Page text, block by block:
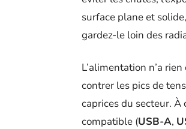
surface plane et
gardez-le loin des
L’alimentation n’a
contrer les pics de
caprices du secteur. À
compatible (USB-A,